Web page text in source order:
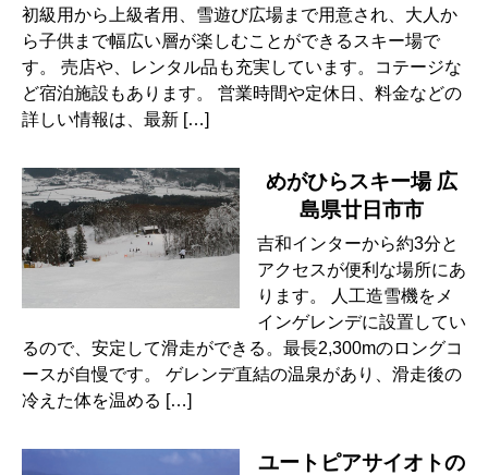
初級用から上級者用、雪遊び広場まで用意され、大人か
ら子供まで幅広い層が楽しむことができるスキー場で
す。 売店や、レンタル品も充実しています。コテージな
ど宿泊施設もあります。 営業時間や定休日、料金などの
詳しい情報は、最新 […]
めがひらスキー場 広
島県廿日市市
吉和インターから約3分と
アクセスが便利な場所にあ
ります。 人工造雪機をメ
インゲレンデに設置してい
るので、安定して滑走ができる。最長2,300mのロングコ
ースが自慢です。 ゲレンデ直結の温泉があり、滑走後の
冷えた体を温める […]
ユートピアサイオトの